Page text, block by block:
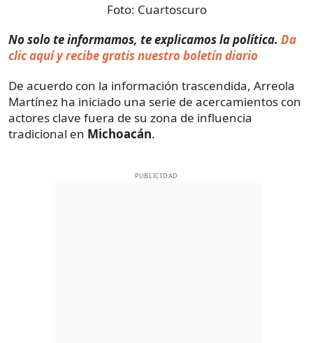
Foto: Cuartoscuro
No solo te informamos, te explicamos la política. Da
clic aquí y recibe gratis nuestro boletín diario
De acuerdo con la información trascendida, Arreola
Martínez ha iniciado una serie de acercamientos con
actores clave fuera de su zona de influencia
tradicional en Michoacán.
PUBLICIDAD